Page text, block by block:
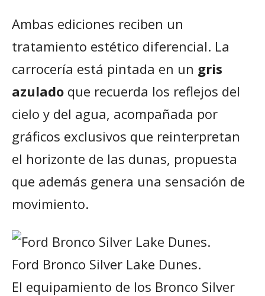
Ambas ediciones reciben un
tratamiento estético diferencial. La
carrocería está pintada en un gris
azulado que recuerda los reflejos del
cielo y del agua, acompañada por
gráficos exclusivos que reinterpretan
el horizonte de las dunas, propuesta
que además genera una sensación de
movimiento.
Ford Bronco Silver Lake Dunes.
El equipamiento de los Bronco Silver